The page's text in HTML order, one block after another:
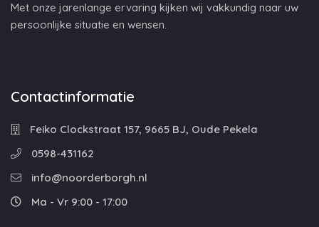
Met onze jarenlange ervaring kijken wij vakkundig naar uw
persoonlijke situatie en wensen.
Contactinformatie
Feiko Clockstraat 157, 9665 BJ, Oude Pekela
0598-431162
info@noorderborgh.nl
Ma - Vr 9:00 - 17:00